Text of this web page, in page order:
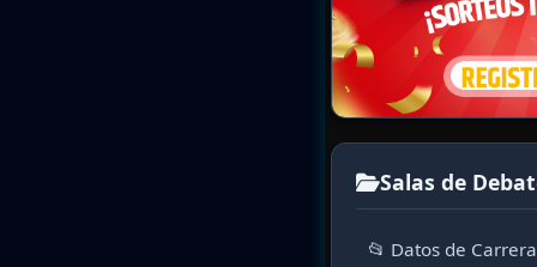
Salas de
📂 Datos de